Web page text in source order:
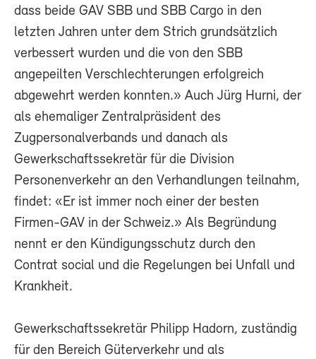
dass beide GAV SBB und SBB Cargo in den
letzten Jahren unter dem Strich grundsätzlich
verbessert wurden und die von den SBB
angepeilten Verschlechterungen erfolgreich
abgewehrt werden konnten.» Auch Jürg Hurni, der
als ehemaliger Zentralpräsident des
Zugpersonalverbands und danach als
Gewerkschaftssekretär für die Division
Personenverkehr an den Verhandlungen teilnahm,
findet: «Er ist immer noch einer der besten
Firmen-GAV in der Schweiz.» Als Begründung
nennt er den Kündigungsschutz durch den
Contrat social und die Regelungen bei Unfall und
Krankheit.
Gewerkschaftssekretär Philipp Hadorn, zuständig
für den Bereich Güterverkehr und als